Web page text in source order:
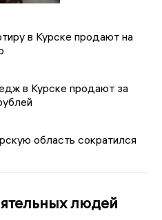
в Курске продают на
в Курске продают за
область сократился
людей